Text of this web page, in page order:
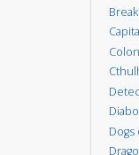
Dogs